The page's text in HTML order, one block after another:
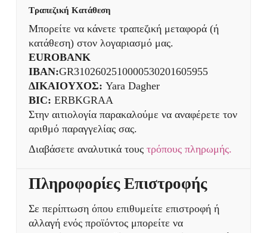
Τραπεζική Κατάθεση
Μπορείτε να κάνετε τραπεζική μεταφορά (ή
κατάθεση) στον λογαριασμό μας.
EUROBANK
IBAN:GR3102602510000530201605955
ΔΙΚΑΙΟΥΧΟΣ: Yara Dagher
BIC: ERBKGRAA
Στην αιτιολογία παρακαλούμε να αναφέρετε τον
αριθμό παραγγελίας σας.
Διαβάσετε αναλυτικά τους τρόπους πληρωμής.
Πληροφορίες Επιστροφής
Σε περίπτωση όπου επιθυμείτε επιστροφή ή
αλλαγή ενός προϊόντος μπορείτε να